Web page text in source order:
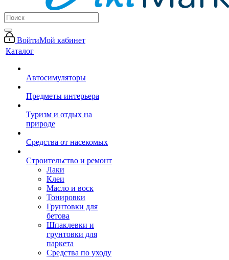
ВойтиМой кабинет
Каталог
Автосимуляторы
Предметы интерьера
Туризм и отдых на
природе
Средства от насекомых
Строительство и ремонт
Лаки
Клеи
Масло и воск
Тонировки
Грунтовки для
бетова
Шпаклевки и
грунтовки для
паркета
Средства по уходу